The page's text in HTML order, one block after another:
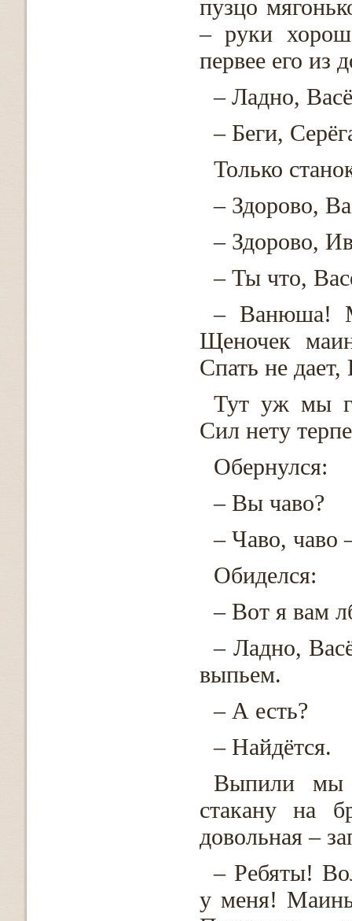
пузцо
– руки
первее его из
– Ладно,
– Беги,
Только
– Здорово,
– Здорово,
– Ты что,
– Ванюша!
Щеночек
Спать не
Тут уж мы
Сил нету
Обернулся:
– Вы чаво?
– Чаво, чаво
Обиделся:
– Вот я вам
– Ладно,
выпьем.
– А есть?
– Найдётся.
Выпили мы
стакану на
довольная –
– Ребяты!
у меня!